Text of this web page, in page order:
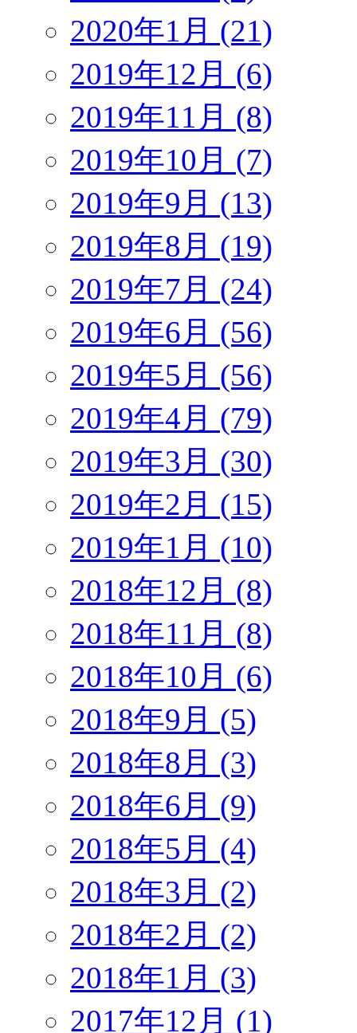
2020年1月 (21)
2019年12月 (6)
2019年11月 (8)
2019年10月 (7)
2019年9月 (13)
2019年8月 (19)
2019年7月 (24)
2019年6月 (56)
2019年5月 (56)
2019年4月 (79)
2019年3月 (30)
2019年2月 (15)
2019年1月 (10)
2018年12月 (8)
2018年11月 (8)
2018年10月 (6)
2018年9月 (5)
2018年8月 (3)
2018年6月 (9)
2018年5月 (4)
2018年3月 (2)
2018年2月 (2)
2018年1月 (3)
2017年12月 (1)